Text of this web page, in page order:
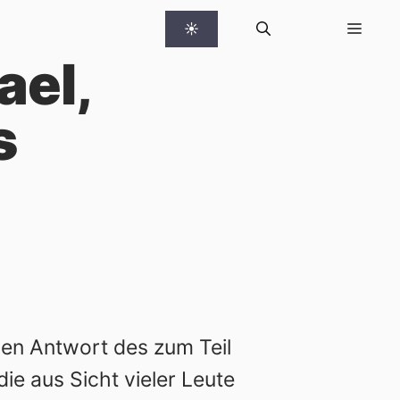
☀
Antwort des zum Teil
aus Sicht vieler Leute